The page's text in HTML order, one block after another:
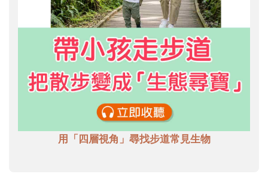
用「四層視角」尋找步道常見生物